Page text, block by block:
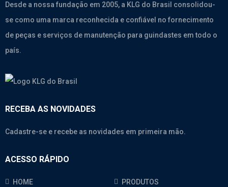
Desde a nossa fundação em 2005, a KLG do Brasil consolidou-
se como uma marca reconhecida e confiável no fornecimento
de peças e serviços de manutenção para guindastes em todo o
país.
RECEBA AS NOVIDADES
Cadastre-se e recebe as novidades em primeira mão.
ACESSO RÁPIDO
HOME
PRODUTOS